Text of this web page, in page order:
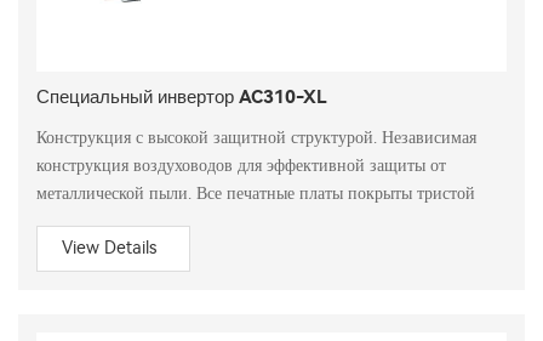
Специальный инвертор AC310-XL
Конструкция с высокой защитной структурой. Независимая
конструкция воздуховодов для эффективной защиты от
металлической пыли. Все печатные платы покрыты тристой
View Details